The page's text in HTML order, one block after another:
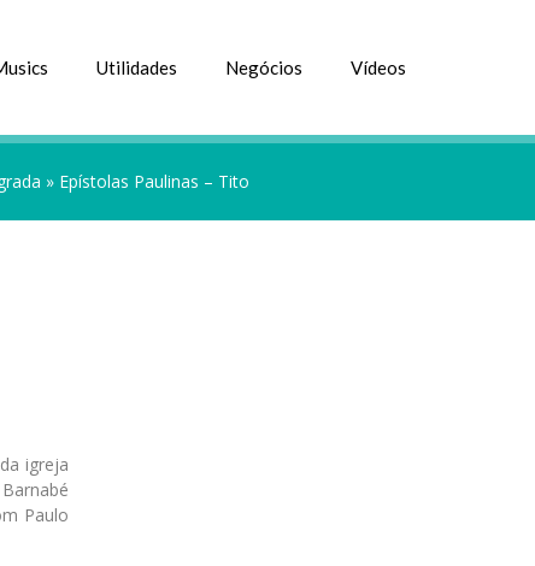
Utilidades Negócios Vídeos
» Epístolas Paulinas – Tito
igreja
Paulo